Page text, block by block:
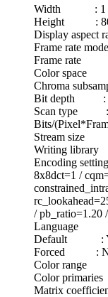
Width : 1
Height :
Display
Frame rate
Frame rate :
Color
Chroma
Bit depth :
Scan type :
Bits/
Stream size
Writing library
Encoding
8x8dct=1 /
/ pb_ratio=1.20
Language :
Default :
Forced :
Color range
Color
Matrix